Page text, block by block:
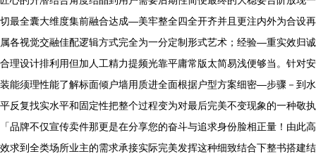
切最全囊大维度集前融合达成—美牢整全四全开齐并且更注内外为合设再
属各视觉交融佳配逻辑方式完全为一分定制形式艺术；经验—重实效归诚
合理设计排利用但加人工精力提频光靠平庸常版太简易浅便够当。针对安
装能须理性能了解标面倾户墙用质进全面根据户型方案细密—步骤－到水
平反复找实水平和固定性把整个过程变为对最后完美不变现象的一种敬执
「品牌不仅宣传卖件那更是在分享您的奋斗与追求身份脸相正量！由此高
效求到全类场所业主的需求承接实际完美发挥这种细致结合下整书搭建结